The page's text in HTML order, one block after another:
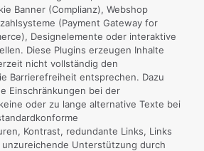
Banner (Complianz), Webshop
(Payment Gateway for
Designelemente oder interaktive
Diese Plugins erzeugen Inhalte
nicht vollständig den
Barrierefreiheit entsprechen. Dazu
Einschränkungen bei der
oder zu lange alternative Texte bei
Kontrast, redundante Links, Links
Unterstützung durch